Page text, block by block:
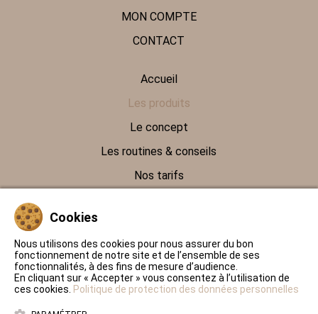
MON COMPTE
CONTACT
Accueil
Les produits
Le concept
Les routines & conseils
Nos tarifs
Conditions Générales de Ventes
Mentions légales
Cookies
Nous utilisons des cookies pour nous assurer du bon
fonctionnement de notre site et de l’ensemble de ses
fonctionnalités, à des fins de mesure d’audience.
En cliquant sur « Accepter » vous consentez à l’utilisation de
ces cookies. Politique de protection des données personnelles